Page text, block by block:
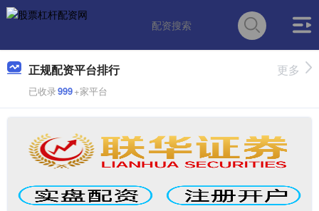
正规配资平台排行
已收录999+家平台
更多